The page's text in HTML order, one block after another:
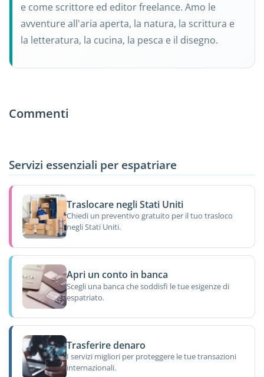
e come scrittore ed editor freelance. Amo le
avventure all'aria aperta, la natura, la scrittura e
la letteratura, la cucina, la pesca e il disegno.
Commenti
Servizi essenziali per espatriare
Traslocare negli Stati Uniti
Chiedi un preventivo gratuito per il tuo trasloco
negli Stati Uniti.
Apri un conto in banca
Scegli una banca che soddisfi le tue esigenze di
espatriato.
Trasferire denaro
I servizi migliori per proteggere le tue transazioni
internazionali.